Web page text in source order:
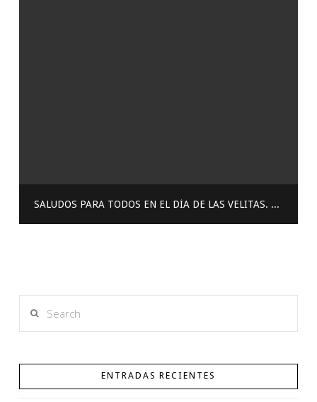
SALUDOS PARA TODOS EN EL DÍA DE LAS VELITAS. QUE TENGAN MUCHAS ALEG…
ENTRADAS RECIENTES